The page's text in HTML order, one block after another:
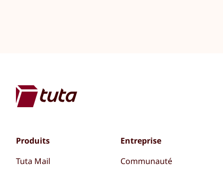
Produits
Tuta Mail
Entreprise
Communauté